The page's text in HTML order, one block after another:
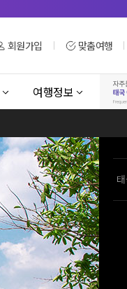
회원가입 맞춤여행
여행정보